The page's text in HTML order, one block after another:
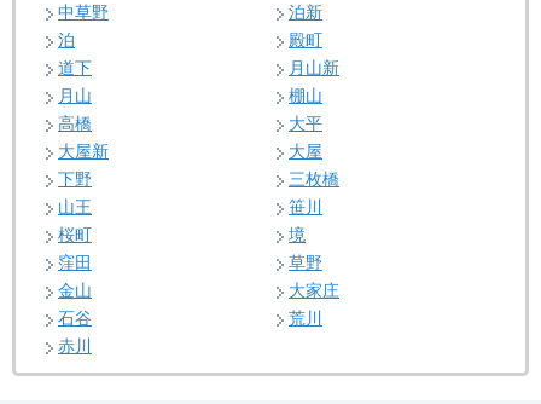
中草野
泊新
泊
殿町
道下
月山新
月山
棚山
高橋
大平
大屋新
大屋
下野
三枚橋
山王
笹川
桜町
境
窪田
草野
金山
大家庄
石谷
荒川
赤川